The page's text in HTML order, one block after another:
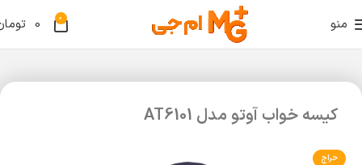
منو 0
0
کیسه خواب آوتو مدل AT6101
حراج